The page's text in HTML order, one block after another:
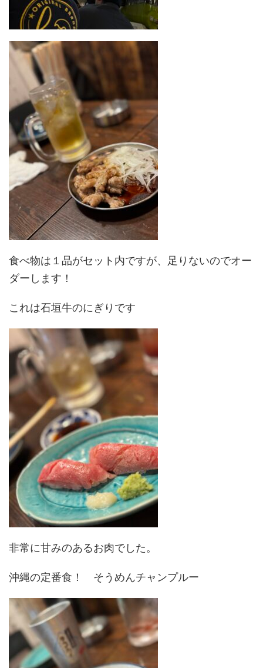
食べ物は１品がセット内ですが、足りないのでオー
ダーします！
これは石垣牛のにぎりです
非常に甘みのあるお肉でした。
沖縄の定番食！ そうめんチャンプルー